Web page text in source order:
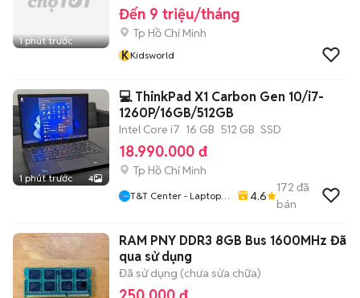
1 phút trước
Đến 9 triệu/tháng
Tp Hồ Chí Minh
KKidsworld
1 phút trước 4
💻 ThinkPad X1 Carbon Gen 10/i7-
1260P/16GB/512GB
Intel Core i7 16 GB 512 GB SSD
18.990.000 đ
Tp Hồ Chí Minh
T&T Center - Laptop,
4.6
172 đã
bán
RAM PNY DDR3 8GB Bus 1600MHz Đã
qua sử dụng
Đã sử dụng (chưa sửa chữa)